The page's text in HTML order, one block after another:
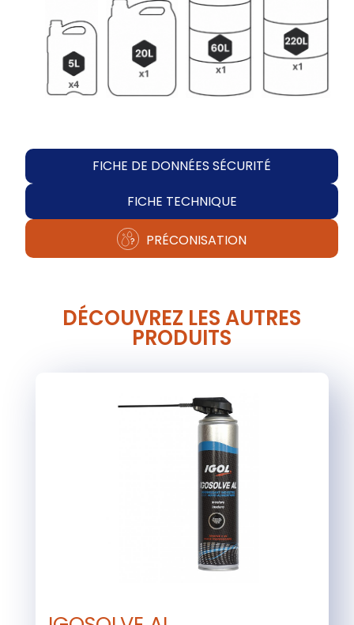
FICHE DE DONNÉES SÉCURITÉ
FICHE TECHNIQUE
PRÉCONISATION
DÉCOUVREZ LES AUTRES
PRODUITS